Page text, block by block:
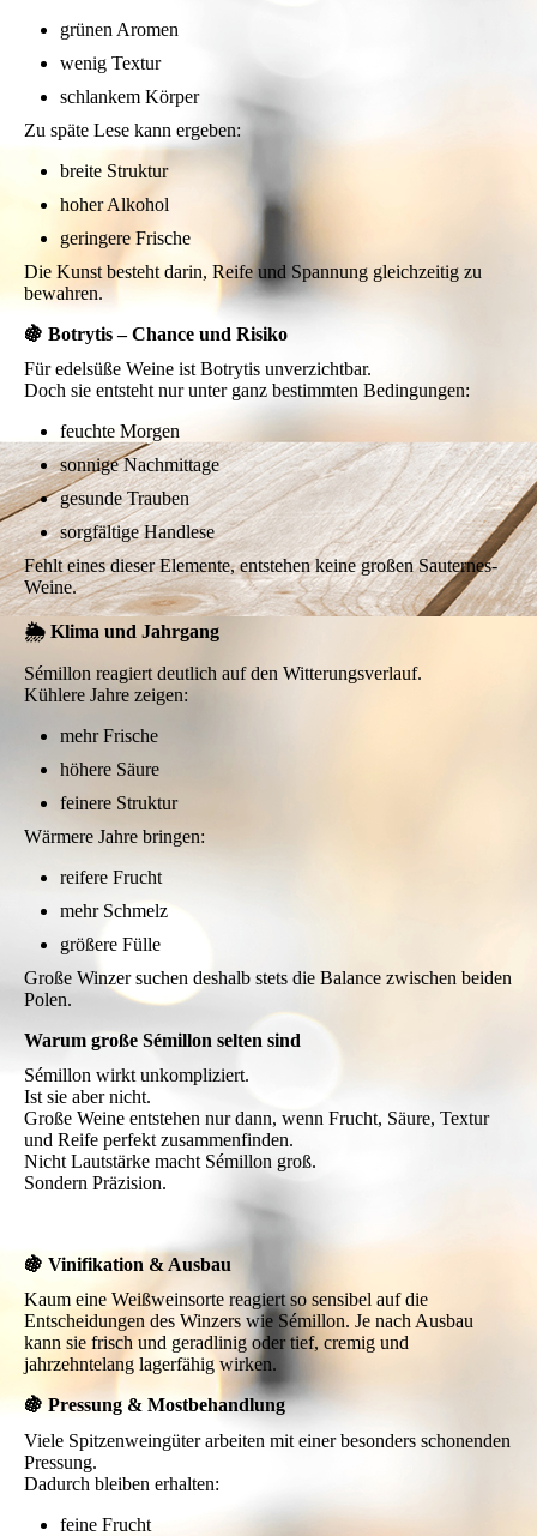
grünen Aromen
wenig Textur
schlankem Körper
Zu späte Lese kann ergeben:
breite Struktur
hoher Alkohol
geringere Frische
Die Kunst besteht darin, Reife und Spannung gleichzeitig zu
bewahren.
🍇 Botrytis – Chance und Risiko
Für edelsüße Weine ist Botrytis unverzichtbar.
Doch sie entsteht nur unter ganz bestimmten Bedingungen:
feuchte Morgen
sonnige Nachmittage
gesunde Trauben
sorgfältige Handlese
Fehlt eines dieser Elemente, entstehen keine großen Sauternes-
Weine.
🌦️ Klima und Jahrgang
Sémillon reagiert deutlich auf den Witterungsverlauf.
Kühlere Jahre zeigen:
mehr Frische
höhere Säure
feinere Struktur
Wärmere Jahre bringen:
reifere Frucht
mehr Schmelz
größere Fülle
Große Winzer suchen deshalb stets die Balance zwischen beiden
Polen.
Warum große Sémillon selten sind
Sémillon wirkt unkompliziert.
Ist sie aber nicht.
Große Weine entstehen nur dann, wenn Frucht, Säure, Textur
und Reife perfekt zusammenfinden.
Nicht Lautstärke macht Sémillon groß.
Sondern Präzision.
🍇 Vinifikation & Ausbau
Kaum eine Weißweinsorte reagiert so sensibel auf die
Entscheidungen des Winzers wie Sémillon. Je nach Ausbau
kann sie frisch und geradlinig oder tief, cremig und
jahrzehntelang lagerfähig wirken.
🍇 Pressung & Mostbehandlung
Viele Spitzenweingüter arbeiten mit einer besonders schonenden
Pressung.
Dadurch bleiben erhalten:
feine Frucht